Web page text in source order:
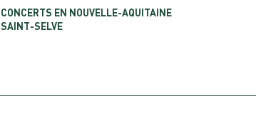
CONCERTS EN NOUVELLE-AQUITAINE
SAINT-SELVE